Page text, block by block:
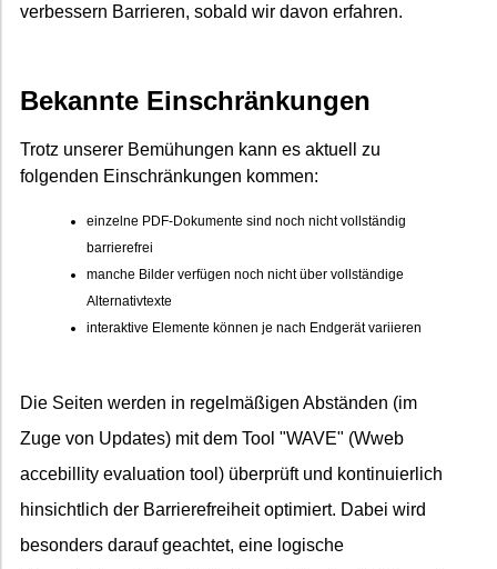
verbessern Barrieren, sobald wir davon erfahren.
Bekannte Einschränkungen
Trotz unserer Bemühungen kann es aktuell zu
folgenden Einschränkungen kommen:
einzelne PDF-Dokumente sind noch nicht vollständig
barrierefrei
manche Bilder verfügen noch nicht über vollständige
Alternativtexte
interaktive Elemente können je nach Endgerät variieren
Die Seiten werden in regelmäßigen Abständen (im
Zuge von Updates) mit dem Tool "WAVE" (Wweb
accebillity evaluation tool) überprüft und kontinuierlich
hinsichtlich der Barrierefreiheit optimiert. Dabei wird
besonders darauf geachtet, eine logische